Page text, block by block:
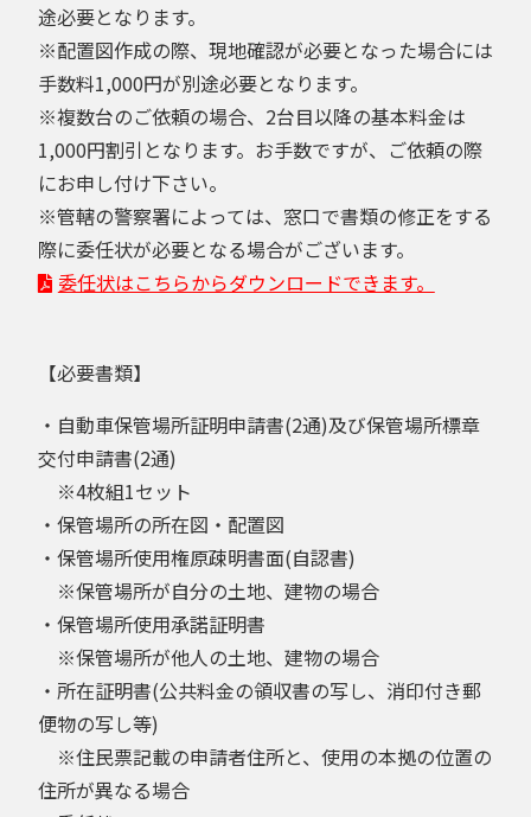
途必要となります。
※配置図作成の際、現地確認が必要となった場合には
手数料1,000円が別途必要となります。
※複数台のご依頼の場合、2台目以降の基本料金は
1,000円割引となります。お手数ですが、ご依頼の際
にお申し付け下さい。
※管轄の警察署によっては、窓口で書類の修正をする
際に委任状が必要となる場合がございます。
委任状はこちらからダウンロードできます。
【必要書類】
・自動車保管場所証明申請書(2通)及び保管場所標章
交付申請書(2通)
※4枚組1セット
・保管場所の所在図・配置図
・保管場所使用権原疎明書面(自認書)
※保管場所が自分の土地、建物の場合
・保管場所使用承諾証明書
※保管場所が他人の土地、建物の場合
・所在証明書(公共料金の領収書の写し、消印付き郵
便物の写し等)
※住民票記載の申請者住所と、使用の本拠の位置の
住所が異なる場合